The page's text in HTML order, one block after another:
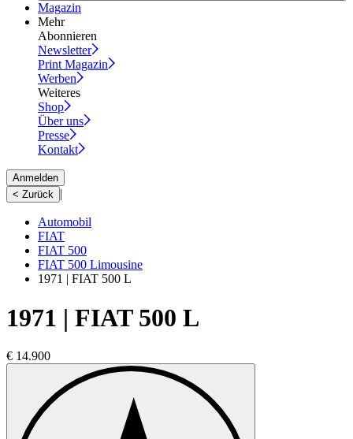
Magazin
Mehr
Abonnieren
Newsletter
Print Magazin
Werben
Weiteres
Shop
Über uns
Presse
Kontakt
Anmelden
< Zurück |
Automobil
FIAT
FIAT 500
FIAT 500 Limousine
1971 | FIAT 500 L
1971 | FIAT 500 L
€ 14.900